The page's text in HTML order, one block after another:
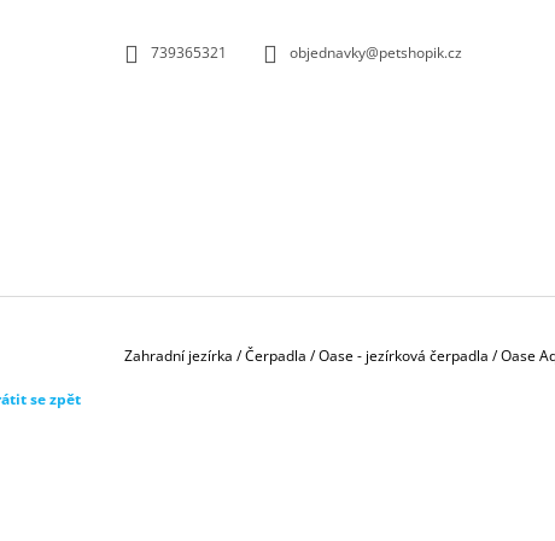
739365321 objednavky@petshopik.cz
Domů
Zahradní jezírka /Čerpadla /Oase - jezírková čerpadla /Oase
se zpět